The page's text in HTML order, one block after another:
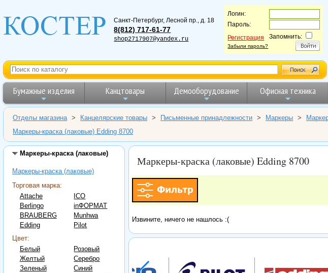
Санкт-Петербург, Лесной пр., д. 18
8(812) 717-61-77
shop2717907@yandex.ru
Логин:
Пароль:
Регистрация
Забыли пароль?
Запомнить:
Бумажные изделия Канцтовары Демооборудование Офисная техника
Отделы магазина > Канцелярские товары > Письменные принадлежности > Маркеры >
Маркеры-краска (лаковые) Edding 8700
Маркеры-краска (лаковые)
Маркеры-краска (лаковые)
Торговая марка:
Attache
Berlingo
BRAUBERG
Edding
ICO
inФОРМАТ
Munhwa
Pilot
Цвет:
Белый
Желтый
Зеленый
Розовый
Серебро
Синий
Маркеры-краска (лаковые) Edding 8700
Извините, ничего не нашлось :(